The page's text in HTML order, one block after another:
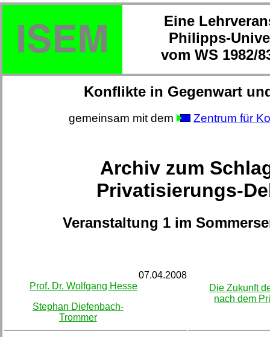
Eine
Philipps-
vom WS 1982/
Konflikte in Gegenwart
gemeinsam mit dem Zentrum für
Archiv zum
Privatisierungs-
Veranstaltung 1 im
07.04.2008
Prof. Dr. Wolfgang Hesse
Stephan Diefenbach-
Trommer
Die Zukunft
nach dem